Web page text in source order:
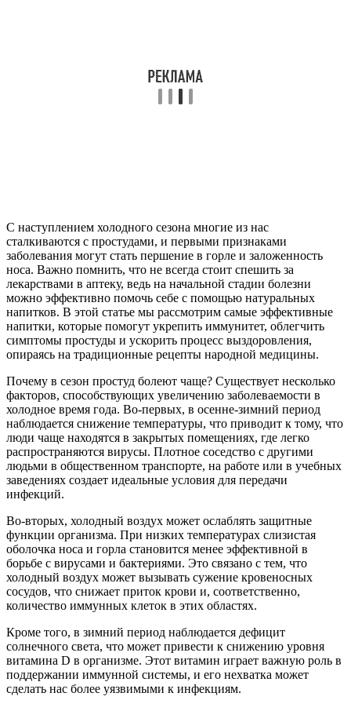
С наступлением холодного сезона многие из нас
сталкиваются с простудами, и первыми признаками
заболевания могут стать першение в горле и заложенность
носа. Важно помнить, что не всегда стоит спешить за
лекарствами в аптеку, ведь на начальной стадии болезни
можно эффективно помочь себе с помощью натуральных
напитков. В этой статье мы рассмотрим самые эффективные
напитки, которые помогут укрепить иммунитет, облегчить
симптомы простуды и ускорить процесс выздоровления,
опираясь на традиционные рецепты народной медицины.
Почему в сезон простуд болеют чаще? Существует несколько
факторов, способствующих увеличению заболеваемости в
холодное время года. Во-первых, в осенне-зимний период
наблюдается снижение температуры, что приводит к тому, что
люди чаще находятся в закрытых помещениях, где легко
распространяются вирусы. Плотное соседство с другими
людьми в общественном транспорте, на работе или в учебных
заведениях создает идеальные условия для передачи
инфекций.
Во-вторых, холодный воздух может ослаблять защитные
функции организма. При низких температурах слизистая
оболочка носа и горла становится менее эффективной в
борьбе с вирусами и бактериями. Это связано с тем, что
холодный воздух может вызывать сужение кровеносных
сосудов, что снижает приток крови и, соответственно,
количество иммунных клеток в этих областях.
Кроме того, в зимний период наблюдается дефицит
солнечного света, что может привести к снижению уровня
витамина D в организме. Этот витамин играет важную роль в
поддержании иммунной системы, и его нехватка может
сделать нас более уязвимыми к инфекциям.